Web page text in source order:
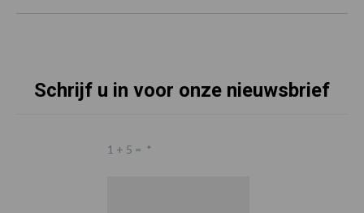
Schrijf u in voor onze nieuwsbrief
1 + 5 = *